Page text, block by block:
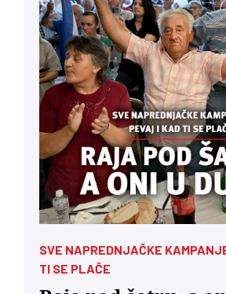
SVE NAPREDNJAČKE
TI SE PLAČE